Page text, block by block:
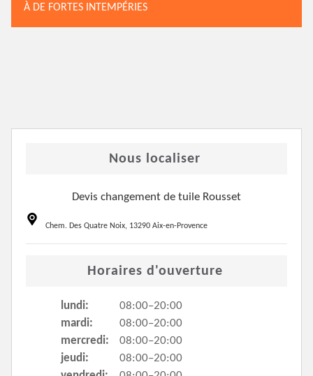
À DE FORTES INTEMPÉRIES
Nous localiser
Devis changement de tuile Rousset
Chem. Des Quatre Noix, 13290 Aix-en-Provence
Horaires d'ouverture
lundi:
08:00–20:00
mardi:
08:00–20:00
mercredi:
08:00–20:00
jeudi:
08:00–20:00